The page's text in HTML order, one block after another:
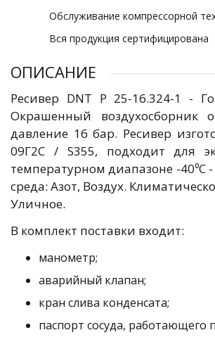
Обслуживание компрессорной
Вся продукция сертифицирована
ОПИСАНИЕ
Ресивер DNT Р 25-16.324-1 -
Окрашенный воздухосборник
давление 16 бар. Ресивер
09Г2С / S355, подходит для
температурном диапазоне -40⁰C -
среда: Азот, Воздух.
Уличное.
В комплект поставки входит:
манометр;
аварийный клапан;
кран слива конденсата;
паспорт сосуда, работающего